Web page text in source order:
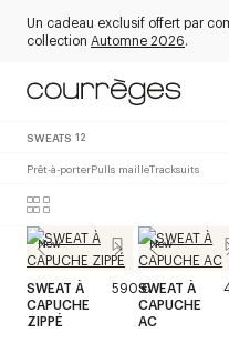
Un cadeau exclusif offert par
collection Automne 2026.
SWEATS 12
Prêt-à-porterPulls mailleTracksuits
New
SWEAT À
CAPUCHE
ZIPPÉ
590 €
New
SWEAT À
CAPUCHE
AC